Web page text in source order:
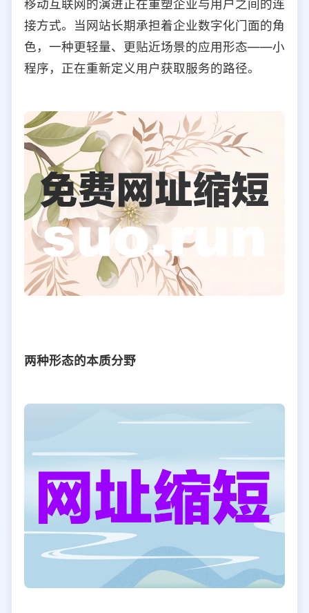
iOS Android PC 其他
选择允许访问的平台类型
移动互联网的演进正在重塑企业与用户之间的连
接方式。当网站长期承担着企业数字化门面的角
色，一种更轻量、更贴近场景的应用形态——小
程序，正在重新定义用户获取服务的路径。
两种形态的本质分野